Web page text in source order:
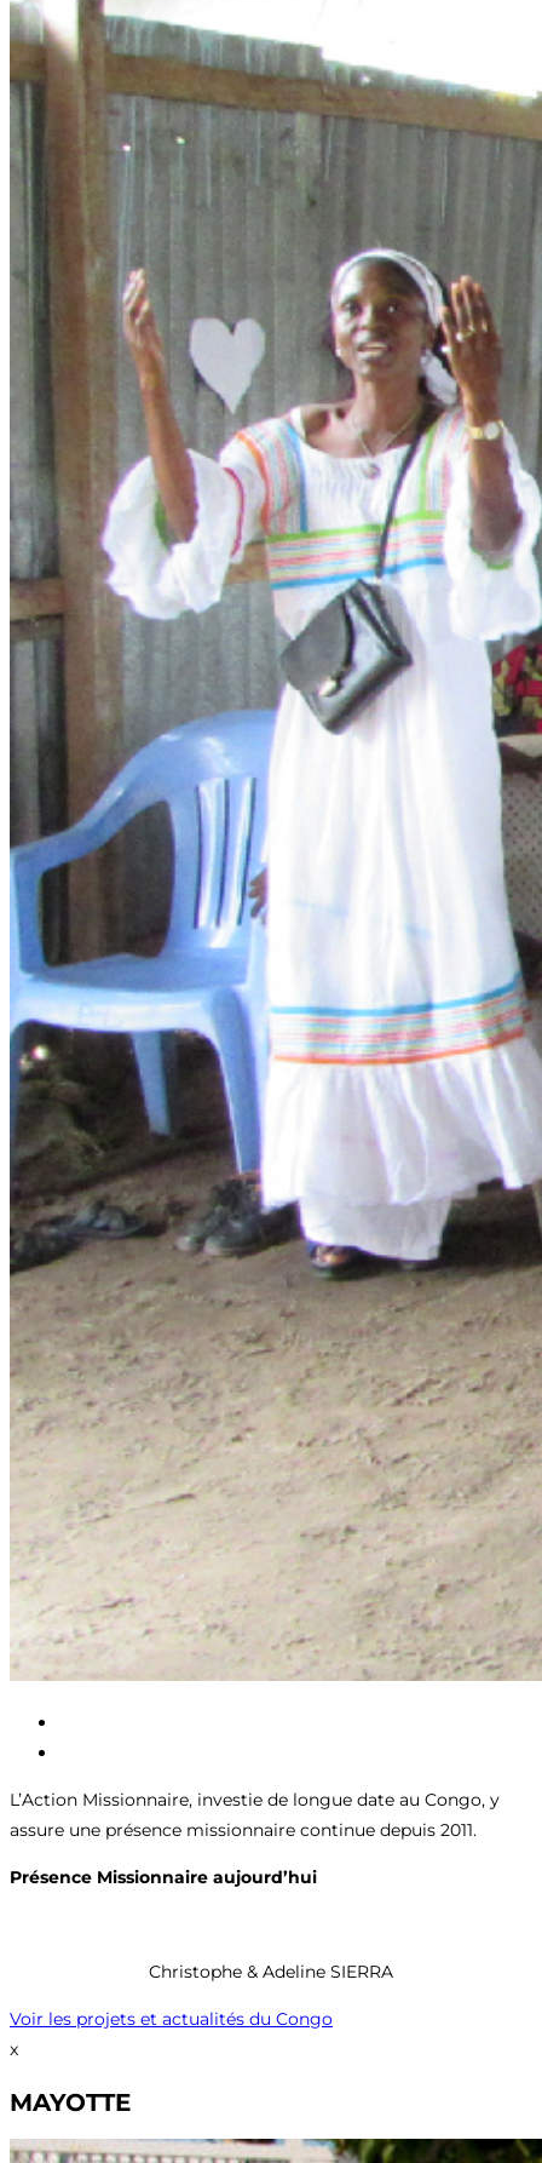
L’Action Missionnaire, investie de longue date au Congo, y
assure une présence missionnaire continue depuis 2011.
Présence Missionnaire aujourd’hui
Christophe & Adeline SIERRA
Voir les projets et actualités du Congo
x
MAYOTTE